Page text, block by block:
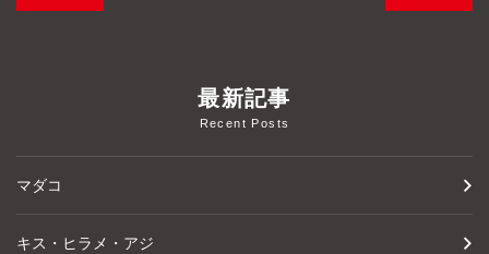
最新記事
Recent Posts
マダコ
キス・ヒラメ・アジ